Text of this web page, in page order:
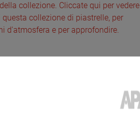
collezione. Cliccate qui per vedere
collezione di piastrelle, per
d'atmosfera e per approfondire.